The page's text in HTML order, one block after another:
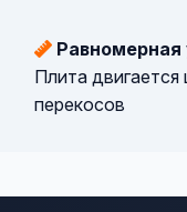
Равномерная
Плита
перекосов